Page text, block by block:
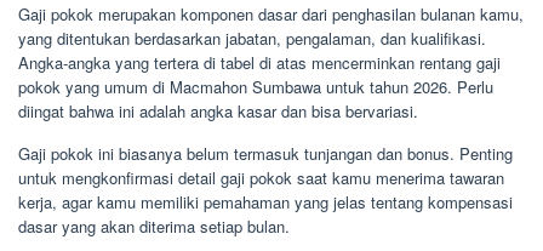
Gaji pokok merupakan komponen dasar dari penghasilan bulanan kamu,
yang ditentukan berdasarkan jabatan, pengalaman, dan kualifikasi.
Angka-angka yang tertera di tabel di atas mencerminkan rentang gaji
pokok yang umum di Macmahon Sumbawa untuk tahun 2026. Perlu
diingat bahwa ini adalah angka kasar dan bisa bervariasi.
Gaji pokok ini biasanya belum termasuk tunjangan dan bonus. Penting
untuk mengkonfirmasi detail gaji pokok saat kamu menerima tawaran
kerja, agar kamu memiliki pemahaman yang jelas tentang kompensasi
dasar yang akan diterima setiap bulan.